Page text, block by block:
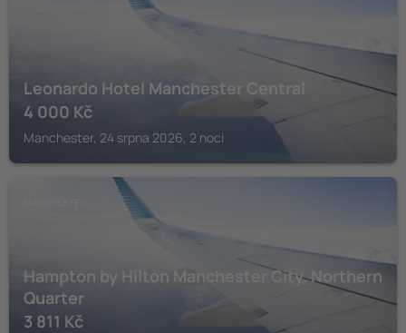
Leonardo Hotel Manchester Central
4 000 Kč
Manchester, 24 srpna 2026, 2 noci
Hampton by Hilton Manchester City, Northern
Quarter
3 811 Kč